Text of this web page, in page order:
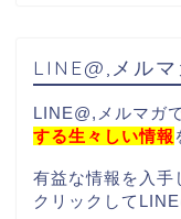
LINE@,メル
LINE@,メルマガ
する生々しい情報
有益な情報を入手
クリックして